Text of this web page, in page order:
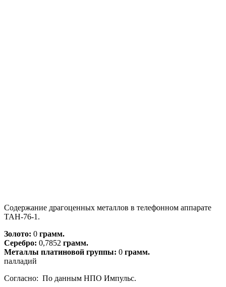
Содержание драгоценных металлов в телефонном аппарате
ТАН-76-1.
Золото: 0 грамм.
Серебро: 0,7852 грамм.
Металлы платиновой группы: 0 грамм.
палладий
Согласно: По данным НПО Импульс.